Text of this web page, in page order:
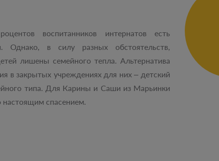
воспитанников интернатов есть
Однако, в силу разных обстоятельств,
лишены семейного тепла. Альтернатива
в закрытых учреждениях для них – детский
типа. Для Карины и Саши из Марьинки
настоящим спасением.